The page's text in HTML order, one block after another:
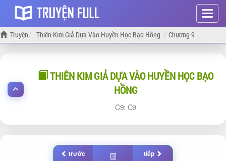
Hiện
menu
Truyện Thiên Kim Giả Dựa Vào Huyền Học Bạo Hồng Chương 9
THIÊN KIM GIẢ DỰA VÀO HUYỀN HỌC BẠO
HỒNG
9: 9
trước tiếp